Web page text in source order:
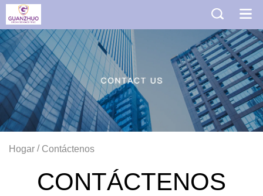
Hogar / Contáctenos
CONTÁCTENOS